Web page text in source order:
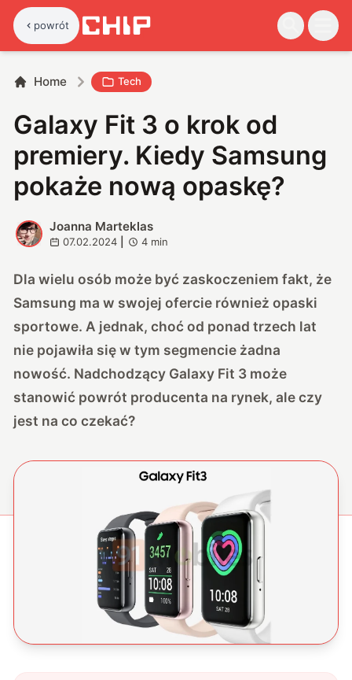
powrót
Home Tech
Galaxy Fit 3 o krok od
premiery. Kiedy Samsung
pokaże nową opaskę?
J
Joanna Marteklas
07.02.2024 4 min
Dla wielu osób może być zaskoczeniem fakt, że
Samsung ma w swojej ofercie również opaski
sportowe. A jednak, choć od ponad trzech lat
nie pojawiła się w tym segmencie żadna
nowość. Nadchodzący Galaxy Fit 3 może
stanowić powrót producenta na rynek, ale czy
jest na co czekać?